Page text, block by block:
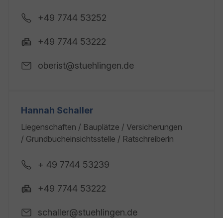
+49 7744 53252
+49 7744 53222
oberist@stuehlingen.de
Hannah Schaller
Liegenschaften / Bauplätze / Versicherungen
/ Grundbucheinsichtsstelle / Ratschreiberin
+ 49 7744 53239
+49 7744 53222
schaller@stuehlingen.de